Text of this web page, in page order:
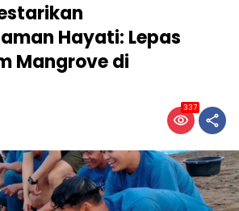
Hayati: Lepas
Mangrove di
337